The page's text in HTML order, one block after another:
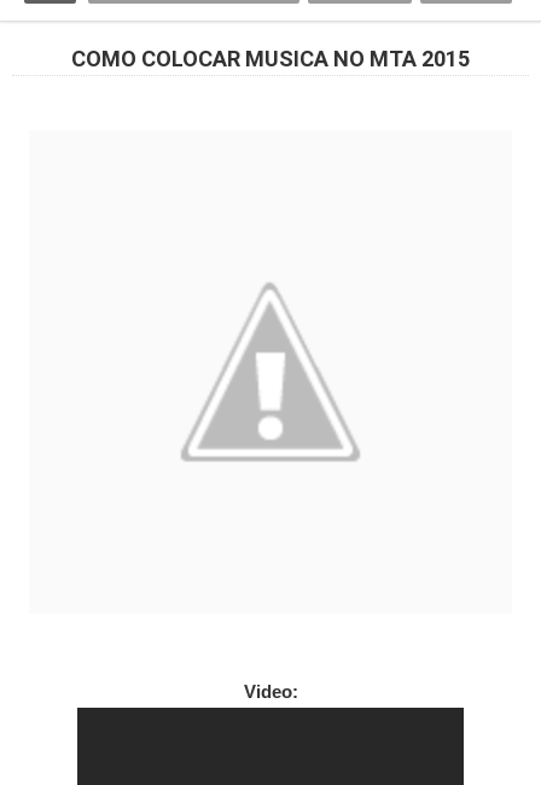
COMO COLOCAR MUSICA NO MTA 2015
Video: